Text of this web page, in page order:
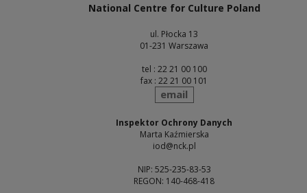
National Centre for Culture Poland
ul. Płocka 13
01-231 Warszawa
tel : 22 21 00 100
fax : 22 21 00 101
send
email
Inspektor Ochrony Danych
Marta Kaźmierska
iod@nck.pl
NIP: 525-235-83-53
REGON: 140-468-418